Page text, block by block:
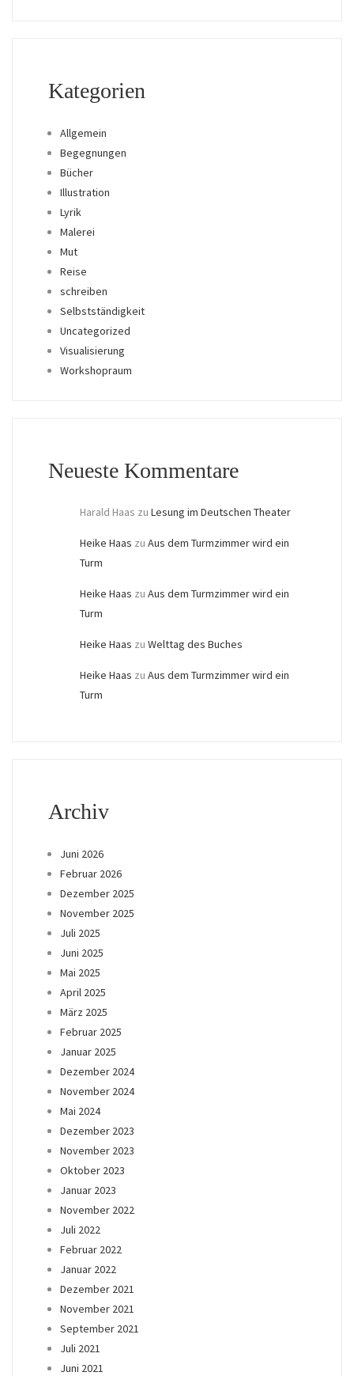
Kategorien
Allgemein
Begegnungen
Bücher
Illustration
Lyrik
Malerei
Mut
Reise
schreiben
Selbstständigkeit
Uncategorized
Visualisierung
Workshopraum
Neueste Kommentare
Harald Haas zu Lesung im Deutschen Theater
Heike Haas zu Aus dem Turmzimmer wird ein
Turm
Heike Haas zu Aus dem Turmzimmer wird ein
Turm
Heike Haas zu Welttag des Buches
Heike Haas zu Aus dem Turmzimmer wird ein
Turm
Archiv
Juni 2026
Februar 2026
Dezember 2025
November 2025
Juli 2025
Juni 2025
Mai 2025
April 2025
März 2025
Februar 2025
Januar 2025
Dezember 2024
November 2024
Mai 2024
Dezember 2023
November 2023
Oktober 2023
Januar 2023
November 2022
Juli 2022
Februar 2022
Januar 2022
Dezember 2021
November 2021
September 2021
Juli 2021
Juni 2021